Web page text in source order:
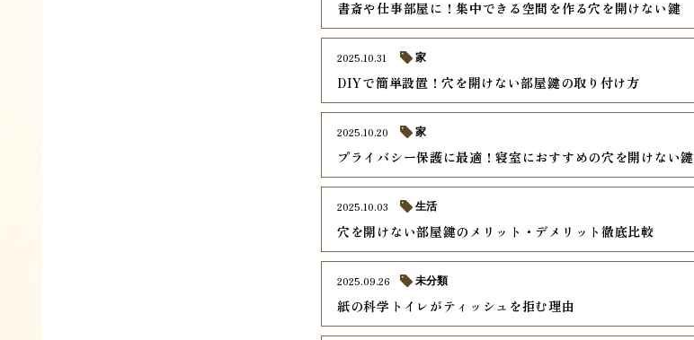
書斎や仕事部屋に！集中できる空間を作る穴を開けない鍵
DIYで簡単設置！穴を開けない部屋鍵の取り付け方
2025.10.31 家
プライバシー保護に最適！寝室におすすめの穴を開けない鍵
2025.10.20 家
穴を開けない部屋鍵のメリット・デメリット徹底比較
2025.10.03 生活
紙の科学トイレがティッシュを拒む理由
2025.09.26 未分類